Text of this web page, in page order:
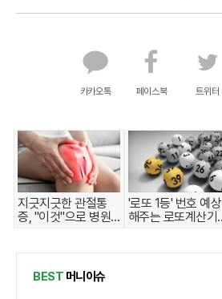
카카오톡 페이스북 트위터
지긋지긋한 관절통
증, "이것"으로 병원
'로또 1등' 번호 예상
해주는 로또계산기
BEST 머니이슈